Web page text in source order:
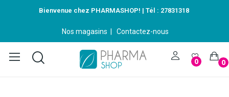
Bienvenue chez PHARMASHOP! | Tél : 27831318
Nos magasins Contactez-nous
0 0